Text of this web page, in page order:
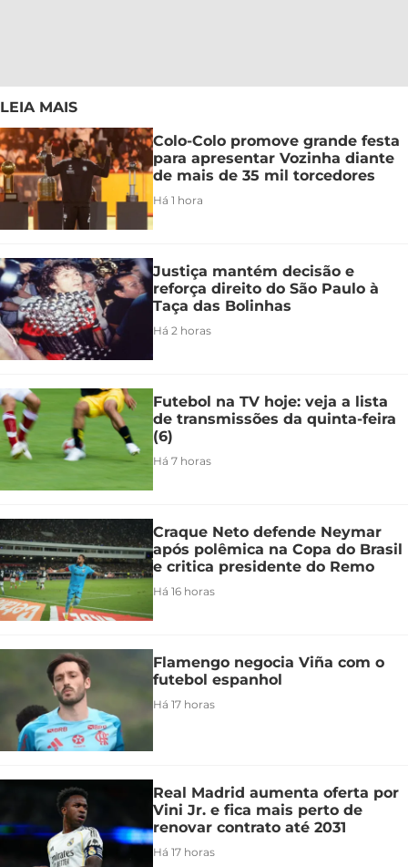
LEIA MAIS
Colo-Colo promove grande festa
para apresentar Vozinha diante
de mais de 35 mil torcedores
Há 1 hora
Justiça mantém decisão e
reforça direito do São Paulo à
Taça das Bolinhas
Há 2 horas
Futebol na TV hoje: veja a lista
de transmissões da quinta-feira
(6)
Há 7 horas
Craque Neto defende Neymar
após polêmica na Copa do Brasil
e critica presidente do Remo
Há 16 horas
Flamengo negocia Viña com o
futebol espanhol
Há 17 horas
Real Madrid aumenta oferta por
Vini Jr. e fica mais perto de
renovar contrato até 2031
Há 17 horas